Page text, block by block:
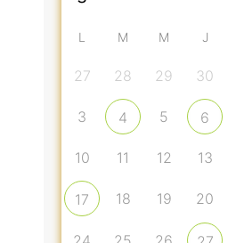
L M M J
27 28 29 30
3 4 5 6
10 11 12 13
17 18 19 20